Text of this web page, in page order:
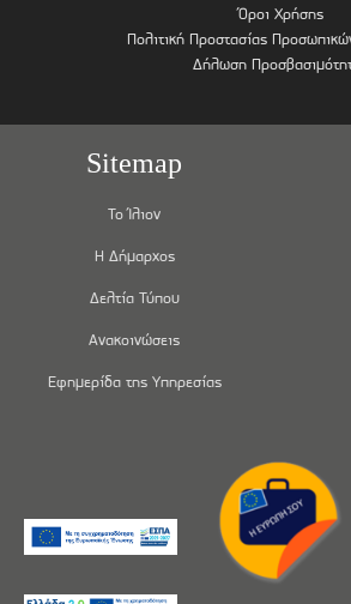
Όροι Χρήσης
Πολιτική Προστασίας
Δήλωση
Sitemap
Το Ίλιον
Η Δήμαρχος
Δελτία Τύπου
Ανακοινώσεις
Εφημερίδα της Υπηρεσίας